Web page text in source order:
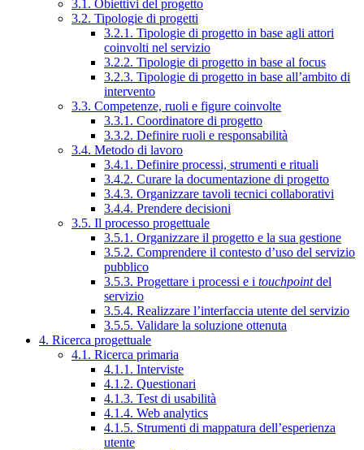
3.1. Obiettivi del progetto
3.2. Tipologie di progetti
3.2.1. Tipologie di progetto in base agli attori
coinvolti nel servizio
3.2.2. Tipologie di progetto in base al focus
3.2.3. Tipologie di progetto in base all’ambito di
intervento
3.3. Competenze, ruoli e figure coinvolte
3.3.1. Coordinatore di progetto
3.3.2. Definire ruoli e responsabilità
3.4. Metodo di lavoro
3.4.1. Definire processi, strumenti e rituali
3.4.2. Curare la documentazione di progetto
3.4.3. Organizzare tavoli tecnici collaborativi
3.4.4. Prendere decisioni
3.5. Il processo progettuale
3.5.1. Organizzare il progetto e la sua gestione
3.5.2. Comprendere il contesto d’uso del servizio
pubblico
3.5.3. Progettare i processi e i touchpointdel
servizio
3.5.4. Realizzare l’interfaccia utente del servizio
3.5.5. Validare la soluzione ottenuta
4. Ricerca progettuale
4.1. Ricerca primaria
4.1.1. Interviste
4.1.2. Questionari
4.1.3. Test di usabilità
4.1.4. Web analytics
4.1.5. Strumenti di mappatura dell’esperienza
utente